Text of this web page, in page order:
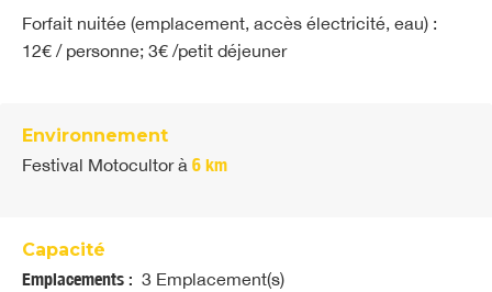
Forfait nuitée (emplacement, accès électricité, eau) :
12€ / personne; 3€ /petit déjeuner
Environnement
Festival Motocultorà 6 km
Capacité
Emplacements : 3 Emplacement(s)